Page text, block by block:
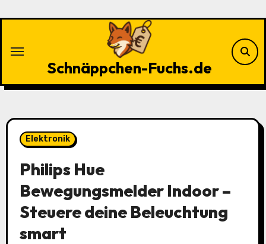
Schnäppchen-Fuchs.de
Elektronik
Philips Hue
Bewegungsmelder Indoor –
Steuere deine Beleuchtung
smart